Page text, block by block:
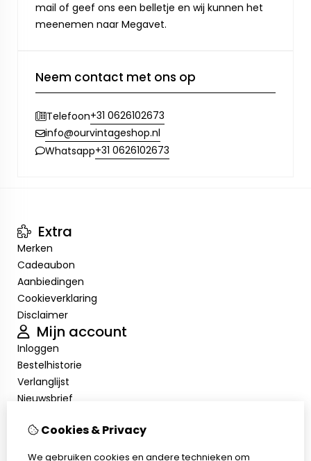
mail of geef ons een belletje en wij kunnen het
meenemen naar Megavet.
Neem contact met ons op
Telefoon+31 0626102673
info@ourvintageshop.nl
Whatsapp+31 0626102673
Extra
Merken
Cadeaubon
Aanbiedingen
Cookieverklaring
Disclaimer
Mijn account
Inloggen
Bestelhistorie
Verlanglijst
Nieuwsbrief
Disclaimer
Cookies & Privacy
We gebruiken cookies en andere technieken om